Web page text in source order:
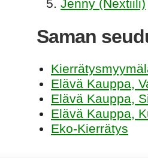
Jenny (Nextiili)
Saman
Elävä Kauppa,
Elävä Kauppa,
Elävä Kauppa,
Eko-Kierrätys